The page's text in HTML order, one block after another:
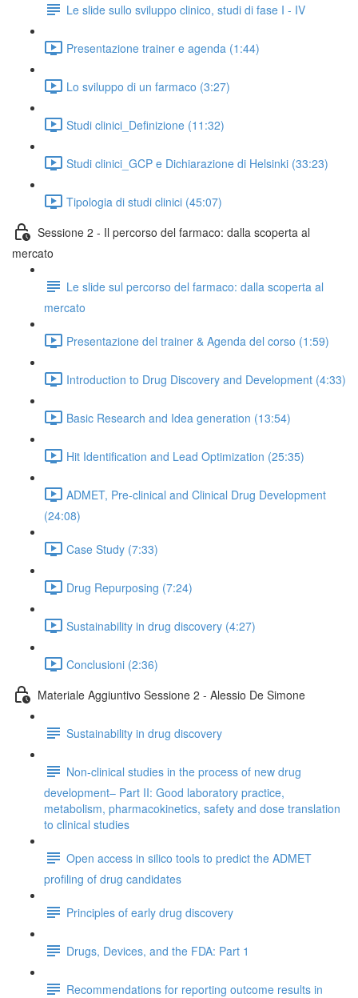
Le slide sullo sviluppo clinico, studi di fase I - IV
Presentazione trainer e agenda (1:44)
Lo sviluppo di un farmaco (3:27)
Studi clinici_Definizione (11:32)
Studi clinici_GCP e Dichiarazione di Helsinki (33:23)
Tipologia di studi clinici (45:07)
Sessione 2 - Il percorso del farmaco: dalla scoperta al
mercato
Le slide sul percorso del farmaco: dalla scoperta al
mercato
Presentazione del trainer & Agenda del corso (1:59)
Introduction to Drug Discovery and Development (4:33)
Basic Research and Idea generation (13:54)
Hit Identification and Lead Optimization (25:35)
ADMET, Pre-clinical and Clinical Drug Development
(24:08)
Case Study (7:33)
Drug Repurposing (7:24)
Sustainability in drug discovery (4:27)
Conclusioni (2:36)
Materiale Aggiuntivo Sessione 2 - Alessio De Simone
Sustainability in drug discovery
Non-clinical studies in the process of new drug
development– Part II: Good laboratory practice,
metabolism, pharmacokinetics, safety and dose translation
to clinical studies
Open access in silico tools to predict the ADMET
profiling of drug candidates
Principles of early drug discovery
Drugs, Devices, and the FDA: Part 1
Recommendations for reporting outcome results in